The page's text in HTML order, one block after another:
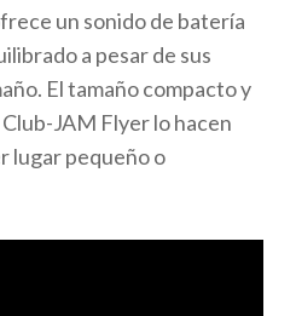
un sonido de batería
a pesar de sus
El tamaño compacto y
JAM Flyer lo hacen
lugar pequeño o